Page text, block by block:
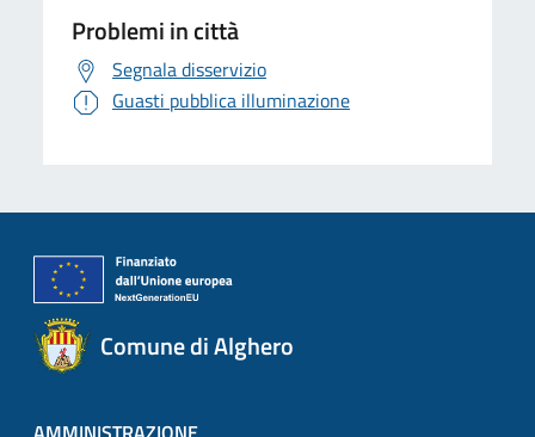
Problemi in città
Segnala disservizio
Guasti pubblica illuminazione
Comune di Alghero